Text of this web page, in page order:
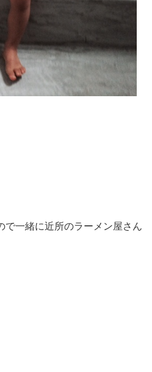
で一緒に近所のラーメン屋さん